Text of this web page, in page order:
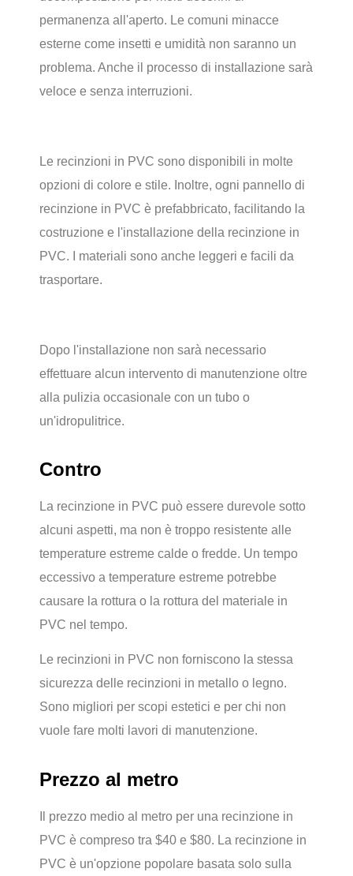
permanenza all'aperto. Le comuni minacce
esterne come insetti e umidità non saranno un
problema. Anche il processo di installazione sarà
veloce e senza interruzioni.
Le recinzioni in PVC sono disponibili in molte
opzioni di colore e stile. Inoltre, ogni pannello di
recinzione in PVC è prefabbricato, facilitando la
costruzione e l'installazione della recinzione in
PVC. I materiali sono anche leggeri e facili da
trasportare.
Dopo l'installazione non sarà necessario
effettuare alcun intervento di manutenzione oltre
alla pulizia occasionale con un tubo o
un'idropulitrice.
Contro
La recinzione in PVC può essere durevole sotto
alcuni aspetti, ma non è troppo resistente alle
temperature estreme calde o fredde. Un tempo
eccessivo a temperature estreme potrebbe
causare la rottura o la rottura del materiale in
PVC nel tempo.
Le recinzioni in PVC non forniscono la stessa
sicurezza delle recinzioni in metallo o legno.
Sono migliori per scopi estetici e per chi non
vuole fare molti lavori di manutenzione.
Prezzo al metro
Il prezzo medio al metro per una recinzione in
PVC è compreso tra $40 e $80. La recinzione in
PVC è un'opzione popolare basata solo sulla